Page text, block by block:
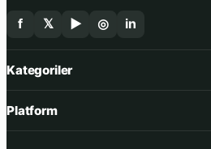
f 𝕏 ▶ ◎ in
Kategoriler
Platform